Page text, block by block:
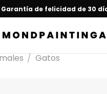
Garantía de felicidad de 30
/ Gatos